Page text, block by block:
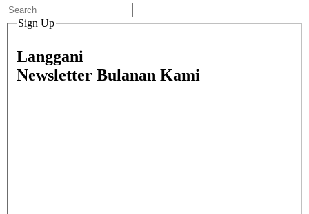
Sign Up
Langgani
Newsletter Bulanan Kami